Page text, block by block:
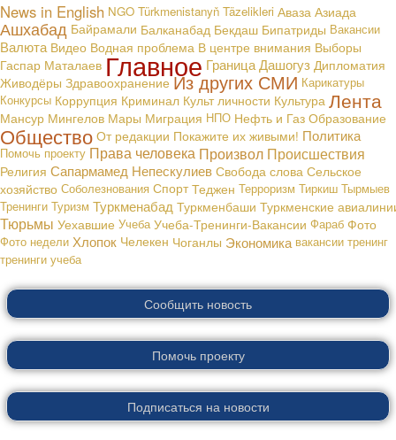
News in English NGO Türkmenistanyň Täzelikleri Аваза Азиада
Ашхабад Байрамали Балканабад Бекдаш Бипатриды Вакансии
Валюта Видео Водная проблема В центре внимания Выборы
Гаспар Маталаев Главное ГраницаДашогуз Дипломатия
Живодёры Здравоохранение Из других СМИ Карикатуры
Конкурсы Коррупция Криминал Культ личности Культура Лента
Мансур Мингелов Мары Миграция НПО Нефть и Газ Образование
Общество От редакции Покажите их живыми! Политика
Помочь проекту Права человека Произвол Происшествия
Религия Сапармамед Непескулиев Свобода слова Сельское
хозяйство Соболезнования Спорт Теджен Терроризм Тиркиш Тырмыев
Тренинги Туризм Туркменабад Туркменбаши Туркменские
Тюрьмы Уехавшие Учеба Учеба-Тренинги-Вакансии Фараб Фото
Фото недели Хлопок Челекен Чоганлы Экономика вакансии тренинг
тренинги учеба
Сообщить новость
Помочь проекту
Подписаться на новости